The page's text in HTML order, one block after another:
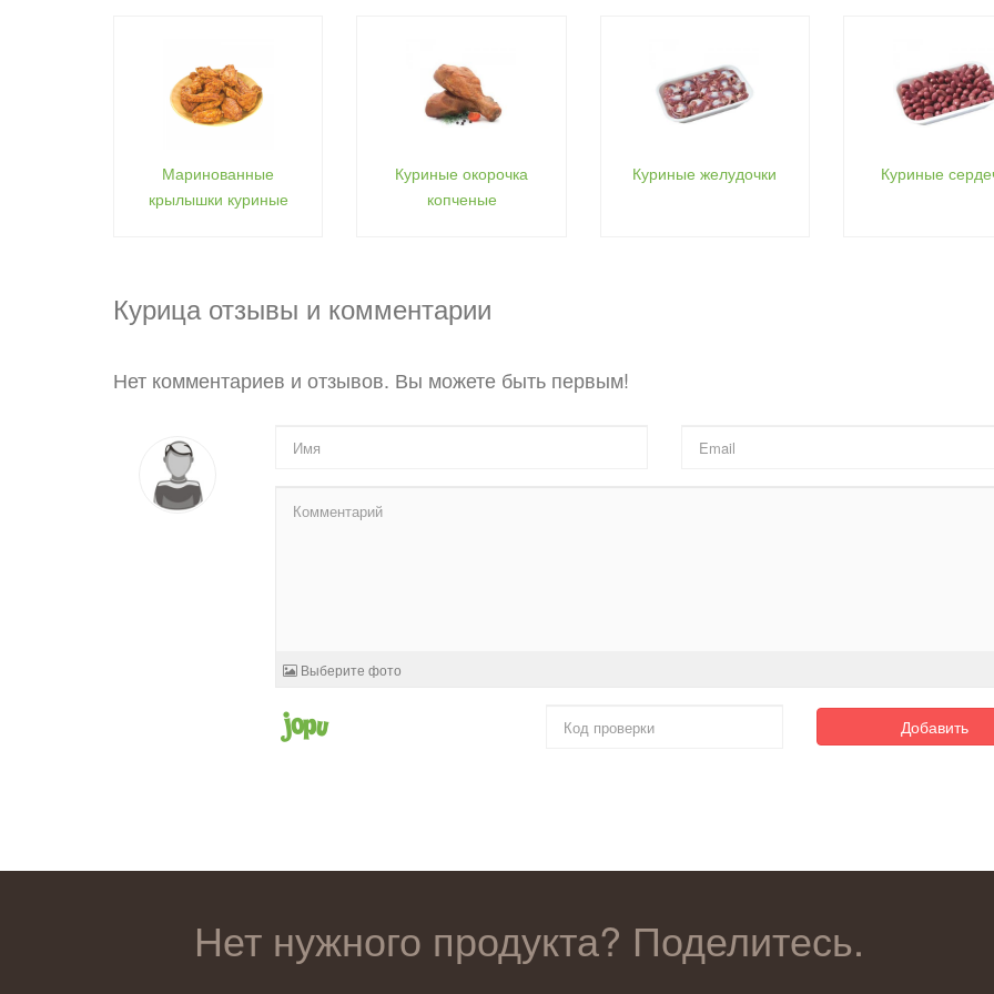
Маринованные
крылышки куриные
Куриные окорочка
копченые
Куриные желудочки Куриные
Курица отзывы и комментарии
Нет комментариев и отзывов. Вы можете быть первым!
Выберите фото
Добавить
Нет нужного продукта? Поделитесь.